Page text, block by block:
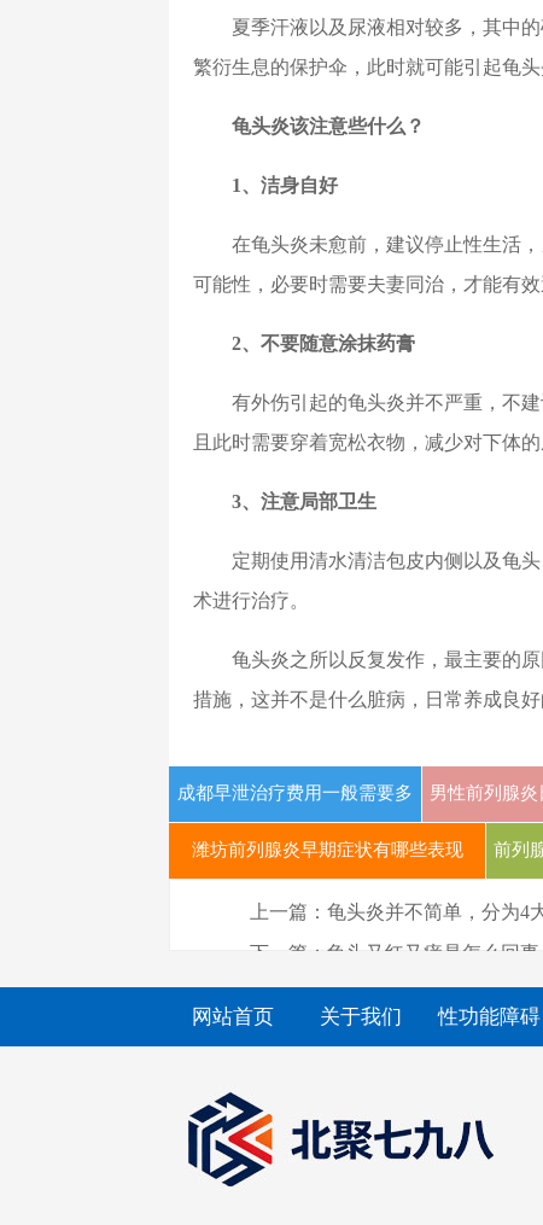
夏季汗液以及尿液相对较多，其中
繁衍生息的保护伞，此时就可能引起龟头
龟头炎该注意些什么？
1、洁身自好
在龟头炎未愈前，建议停止性生活
可能性，必要时需要夫妻同治，才能有效
2、不要随意涂抹药膏
有外伤引起的龟头炎并不严重，不
且此时需要穿着宽松衣物，减少对下体
3、注意局部卫生
定期使用清水清洁包皮内侧以及龟
术进行治疗。
龟头炎之所以反复发作，最主要的
措施，这并不是什么脏病，日常养成良好
成都早泄治疗费用一般需要多
少钱
男性前列腺
潍坊前列腺炎早期症状有哪些表现 前列
上一篇： 龟头炎并不简单，分为4
下一篇： 龟头又红又痒是怎么回事
网站首页 关于我们 性功能障碍